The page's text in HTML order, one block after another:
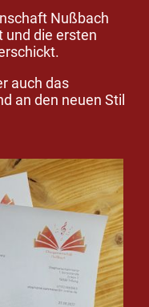
Nußbach
und die ersten
auch das
an den neuen Stil